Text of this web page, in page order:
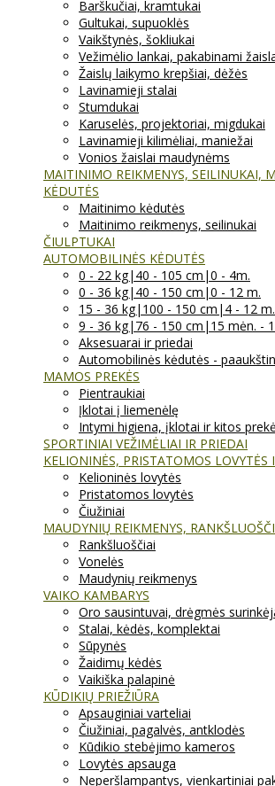
Barškučiai, kramtukai
Gultukai, supuoklės
Vaikštynės, šokliukai
Vežimėlio lankai, pakabinami
Žaislų laikymo krepšiai, dėžės
Lavinamieji stalai
Stumdukai
Karuselės, projektoriai, migdukai
Lavinamieji kilimėliai, maniežai
Vonios žaislai maudynėms
MAITINIMO REIKMENYS, SEILINUKAI,
KĖDUTĖS
Maitinimo kėdutės
Maitinimo reikmenys, seilinukai
ČIULPTUKAI
AUTOMOBILINĖS KĖDUTĖS
0 - 22 kg|40 - 105 cm|0 - 4m.
0 - 36 kg|40 - 150 cm|0 - 12 m.
15 - 36 kg|100 - 150 cm|4 - 12 m.
9 - 36 kg|76 - 150 cm|15 mėn. -
Aksesuarai ir priedai
Automobilinės kėdutės -
MAMOS PREKĖS
Pientraukiai
Įklotai į liemenėlę
Intymi higiena, įklotai ir kitos
SPORTINIAI VEŽIMĖLIAI IR PRIEDAI
KELIONINĖS, PRISTATOMOS LOVYTĖS
Kelioninės lovytės
Pristatomos lovytės
Čiužiniai
MAUDYNIŲ REIKMENYS,
Rankšluoščiai
Vonelės
Maudynių reikmenys
VAIKO KAMBARYS
Oro sausintuvai, drėgmės
Stalai, kėdės, komplektai
Sūpynės
Žaidimų kėdės
Vaikiška palapinė
KŪDIKIŲ PRIEŽIŪRA
Apsauginiai varteliai
Čiužiniai, pagalvės, antklodės
Kūdikio stebėjimo kameros
Lovytės apsauga
Neperšlampantys, vienkartiniai